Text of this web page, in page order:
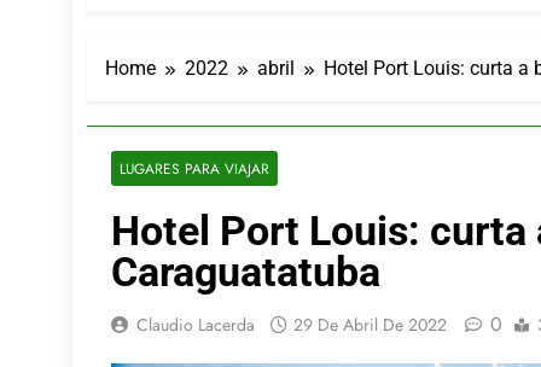
LATAM
Azul
Turismo na
4 De Agosto
Por Dentro
Home 2022 abril Hotel Port Louis: curta a
LUGARES PARA VIAJAR
Hotel Port Louis: curta
Caraguatatuba
Claudio Lacerda 29 De Abril De 2022 0